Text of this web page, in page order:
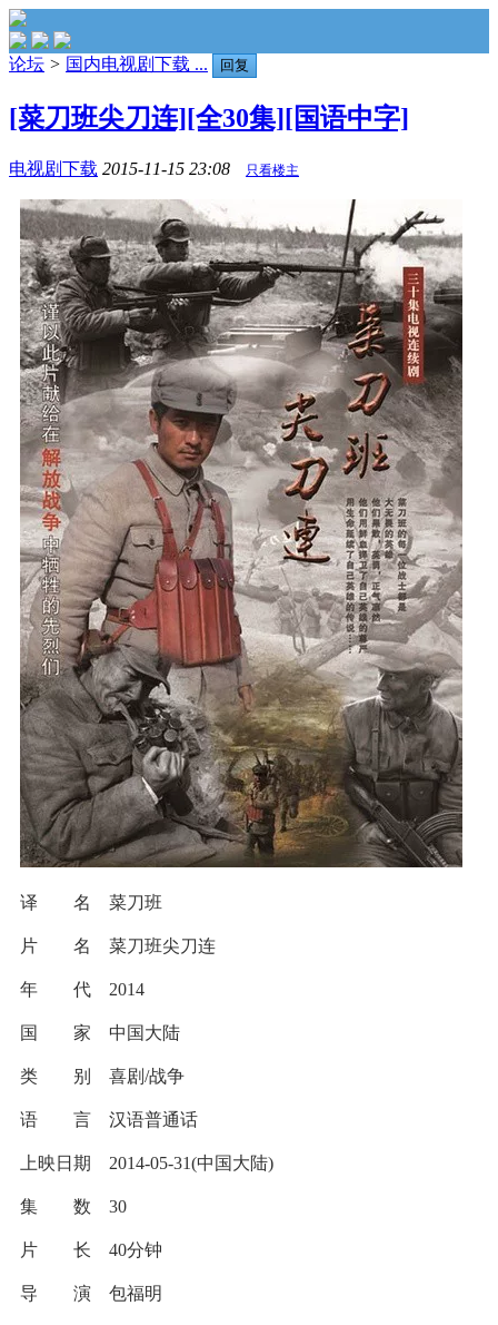
论坛 > 国内电视剧下载 ... 回复
[菜刀班尖刀连][全30集][国语中字]
电视剧下载 2015-11-15 23:08 只看楼主
译 名 菜刀班
片 名 菜刀班尖刀连
年 代 2014
国 家 中国大陆
类 别 喜剧/战争
语 言 汉语普通话
上映日期 2014-05-31(中国大陆)
集 数 30
片 长 40分钟
导 演 包福明